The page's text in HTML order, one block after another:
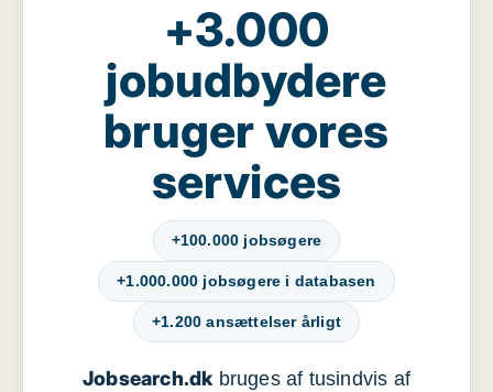
+3.000
jobudbydere
bruger vores
services
+100.000 jobsøgere
+1.000.000 jobsøgere i databasen
+1.200 ansættelser årligt
Jobsearch.dkbruges af tusindvis af